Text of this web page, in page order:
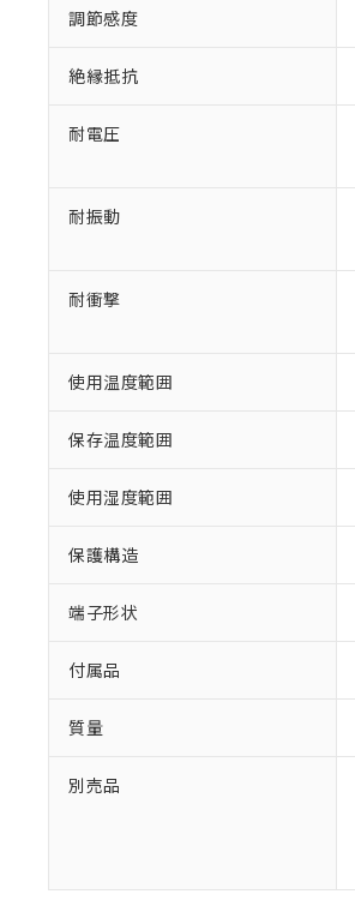
調節感度
絶縁抵抗
耐電圧
耐振動
耐衝撃
使用温度範囲
保存温度範囲
使用湿度範囲
保護構造
端子形状
付属品
質量
別売品